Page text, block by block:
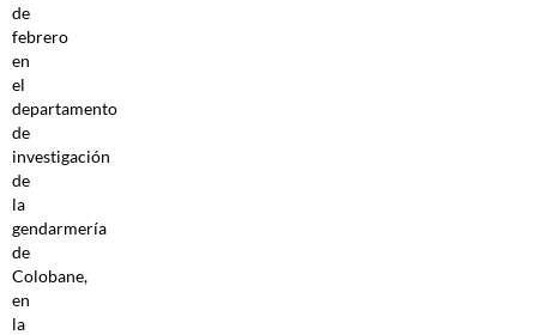
de
febrero
en
el
departamento
de
investigación
de
la
gendarmería
de
Colobane,
en
la